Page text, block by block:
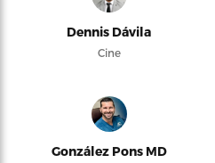
Dennis Dávila
Cine
González Pons MD